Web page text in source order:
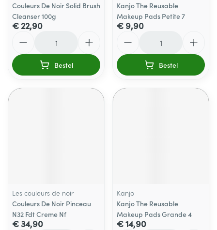
Couleurs De Noir Solid Brush
Cleanser 100g
€ 22,90
Bestel
Kanjo The Reusable
Makeup Pads Petite 7
€ 9,90
Bestel
Les couleurs de noir
Couleurs De Noir Pinceau
N32 Fdt Creme Nf
€ 34,90
Kanjo
Kanjo The Reusable
Makeup Pads Grande 4
€ 14,90